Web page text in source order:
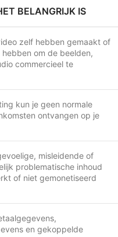
BELANGRIJK IS
zelf hebben gemaakt of
om de beelden,
commercieel te
kun je geen normale
ontvangen op je
misleidende of
problematische inhoud
of niet gemonetiseerd
en gekoppelde